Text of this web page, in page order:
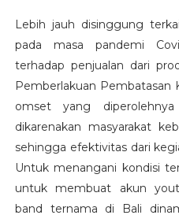
Lebih jauh disinggung
pada masa pandemi
terhadap penjualan dari
Pemberlakuan Pembatasan
omset yang
dikarenakan masyarakat
sehingga efektivitas dari
Untuk menangani kondisi
untuk membuat akun
band ternama di Bali